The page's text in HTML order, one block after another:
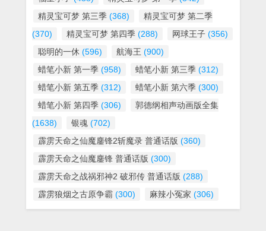
精灵宝可梦 第三季 (368)
精灵宝可梦 第二季
(370)
精灵宝可梦 第四季 (288) 网球王子 (356)
聪明的一休 (596) 航海王 (900)
蜡笔小新 第一季 (958) 蜡笔小新 第三季 (312)
蜡笔小新 第五季 (312) 蜡笔小新 第六季 (300)
蜡笔小新 第四季 (306)
郭德纲相声动画版全集
(1638)
银魂 (702)
霹雳天命之仙魔鏖锋2斩魔录 普通话版 (360)
霹雳天命之仙魔鏖锋 普通话版 (300)
霹雳天命之战祸邪神2 破邪传 普通话版 (288)
霹雳狼烟之古原争霸 (300) 麻辣小冤家 (306)